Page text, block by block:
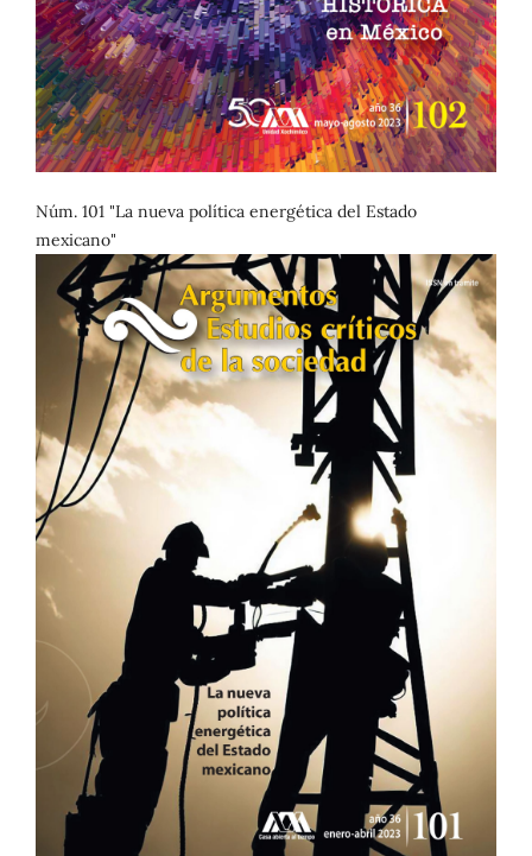
Núm. 101 "La nueva política energética del Estado
mexicano"